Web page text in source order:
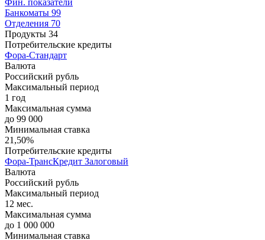
Фин. показатели
Банкоматы 99
Отделения 70
Продукты 34
Потребительские кредиты
Фора-Стандарт
Валюта
Российский рубль
Максимальный период
1 год
Максимальная сумма
до 99 000
Минимальная ставка
21,50%
Потребительские кредиты
Фора-ТрансКредит Залоговый
Валюта
Российский рубль
Максимальный период
12 мес.
Максимальная сумма
до 1 000 000
Минимальная ставка